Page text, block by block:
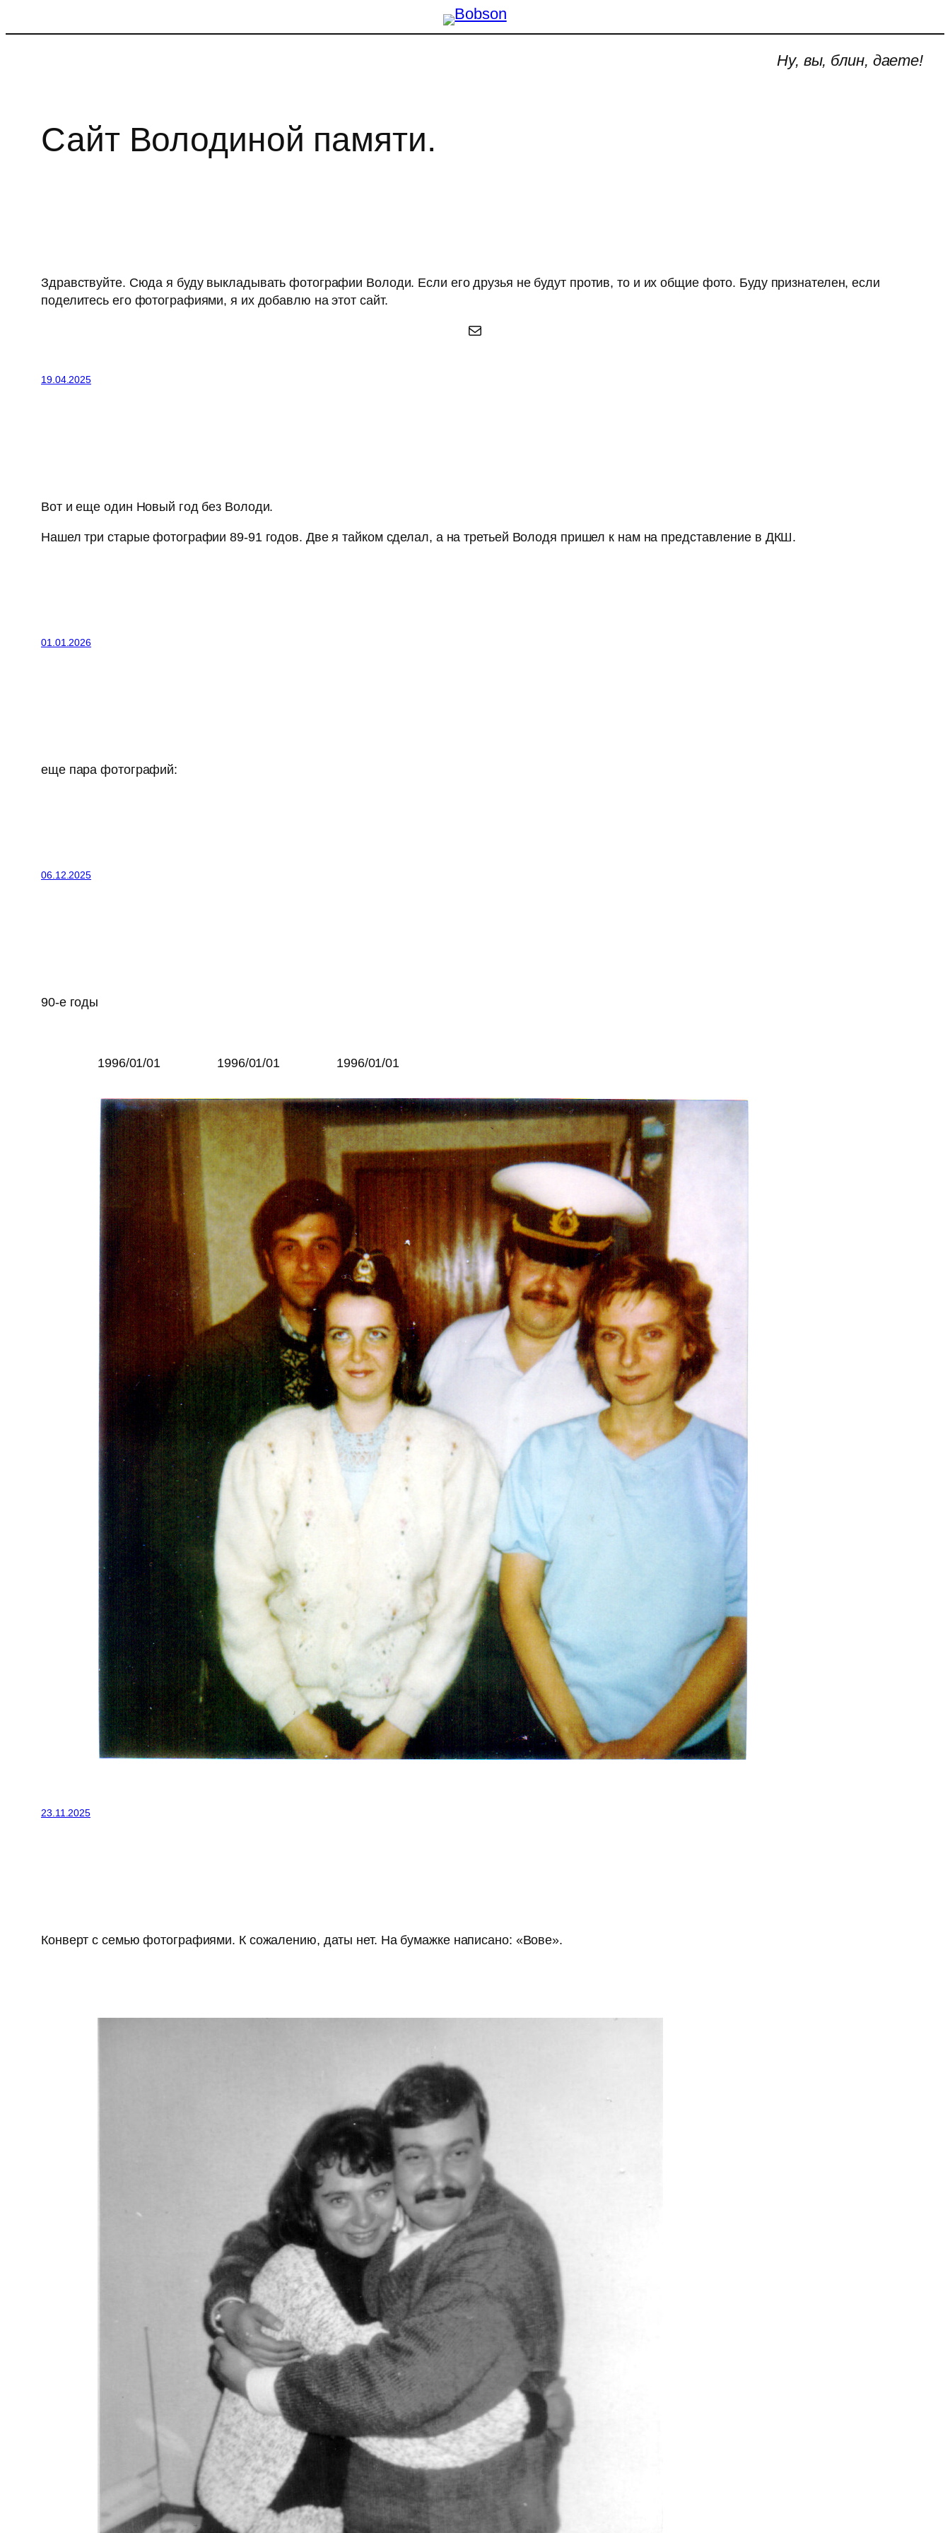
Ну, вы, блин, даете!
Сайт Володиной памяти.
Здравствуйте. Сюда я буду выкладывать фотографии Володи. Если его друзья не будут против, то и их общие фото. Буду признателен, если
поделитесь его фотографиями, я их добавлю на этот сайт.
Почта
19.04.2025
Вот и еще один Новый год без Володи.
Нашел три старые фотографии 89-91 годов. Две я тайком сделал, а на третьей Володя пришел к нам на представление в ДКШ.
01.01.2026
еще пара фотографий:
06.12.2025
90-e годы
1996/01/01 1996/01/01 1996/01/01
23.11.2025
Конверт с семью фотографиями. К сожалению, даты нет. На бумажке написано: «Вове».